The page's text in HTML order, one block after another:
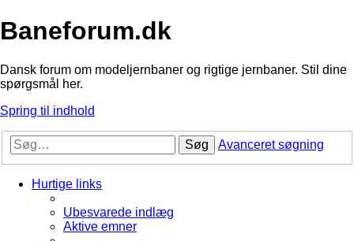
Baneforum.dk
Dansk forum om modeljernbaner og rigtige jernbaner. Stil dine
spørgsmål her.
Spring til indhold
Søg Avanceret søgning
Hurtige links
Ubesvarede indlæg
Aktive emner